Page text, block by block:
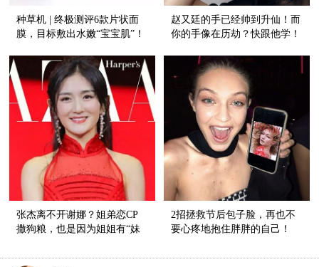
种草机 | 终极测评6款片状面
膜，目标敷出水嫩“宝宝肌”！
赵又廷的手已经帅到升仙！而
你的手像在历劫？快跟他学！
张杰离不开谢娜？姐弟恋CP
撒狗粮，也是因为姐姐有“妹
2招拯救节后包子脸，再也不
要心疼地抱住胖胖的自己！